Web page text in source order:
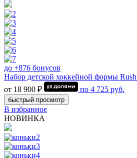
до +876 бонусов
Набор детской хоккейной формы
от 18 900 ₽
по 4 725 руб.
быстрый просмотр
В избранное
НОВИНКА